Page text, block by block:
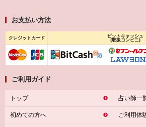
お支払い方法
クレジットカード
ビットキャッシュ
(取扱コンビニ)
ご利用ガイド
トップ
初めての方へ
占い師一
ご利用体